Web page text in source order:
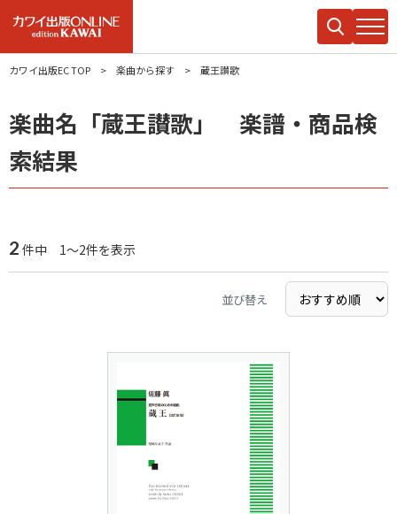
カワイ出版EC TOP 楽曲から探す 蔵王讃歌
楽曲名「蔵王讃歌」 楽譜・商品検
索結果
2 件中 1～2件を表示
並び替え